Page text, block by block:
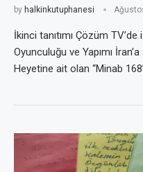
by halkinkutuphanesi
İkinci tanıtımı Çözüm
Oyunculuğu ve Yapımı
Heyetine ait olan “Minab